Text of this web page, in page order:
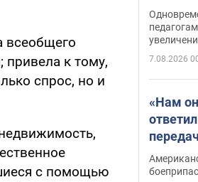
всеобщего
к тому,
спрос, но и
с помощью
7.08.2026
«Нам
Patriot